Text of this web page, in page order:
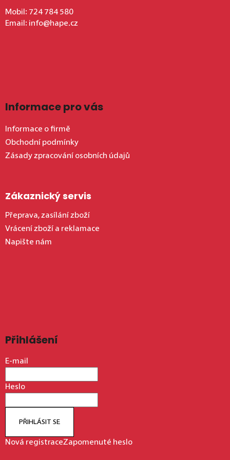
Mobil: 724 784 580
Email: info@hape.cz
Informace pro vás
Informace o firmě
Obchodní podmínky
Zásady zpracování osobních údajů
Zákaznický servis
Přeprava, zasílání zboží
Vrácení zboží a reklamace
Napište nám
Přihlášení
E-mail
Heslo
PŘIHLÁSIT SE
Nová registraceZapomenuté heslo